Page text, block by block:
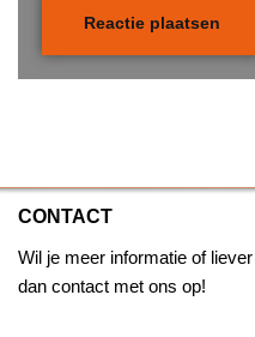
CONTACT
Wil je meer informatie of
dan contact met ons op!